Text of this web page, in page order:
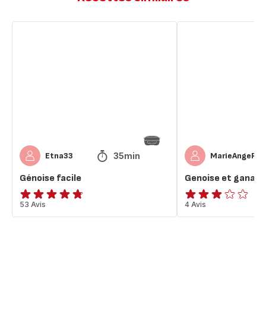
Etna33 35min
Génoise facile
ratings.4.7
53 Avis
Genoise et
Avis
3
4 Avis